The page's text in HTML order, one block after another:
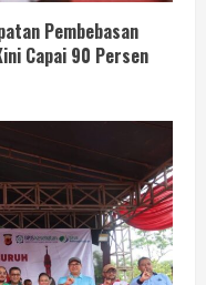
Pembebasan
Capai 90 Persen